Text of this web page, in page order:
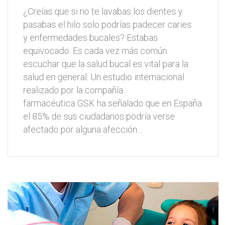
¿Creías que si no te lavabas los dientes y
pasabas el hilo solo podrías padecer caries
y enfermedades bucales? Estabas
equivocado. Es cada vez más común
escuchar que la salud bucal es vital para la
salud en general. Un estudio internacional
realizado por la compañía
farmacéutica GSK ha señalado que en España
el 85% de sus ciudadanos podría verse
afectado por alguna afección…